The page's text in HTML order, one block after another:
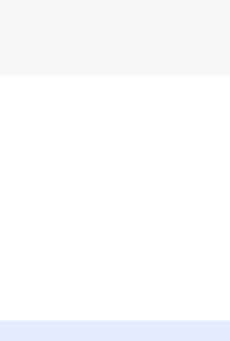
Для ежедневного